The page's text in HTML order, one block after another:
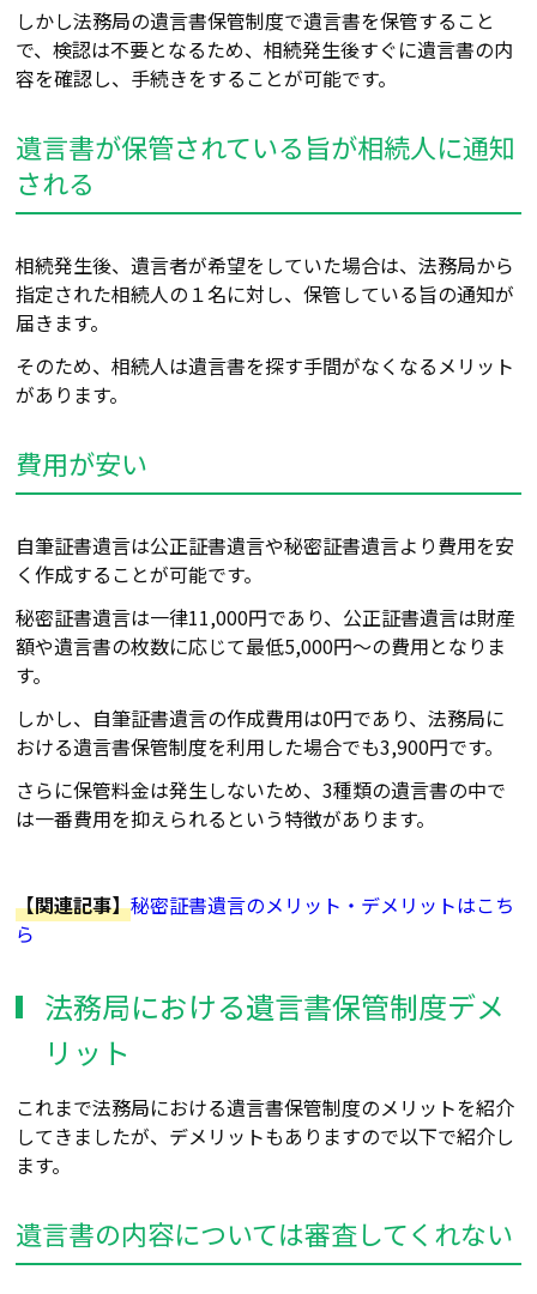
しかし法務局の遺言書保管制度で遺言書を保管すること
で、検認は不要となるため、相続発生後すぐに遺言書の内
容を確認し、手続きをすることが可能です。
遺言書が保管されている旨が相続人に通知
される
相続発生後、遺言者が希望をしていた場合は、法務局から
指定された相続人の１名に対し、保管している旨の通知が
届きます。
そのため、相続人は遺言書を探す手間がなくなるメリット
があります。
費用が安い
自筆証書遺言は公正証書遺言や秘密証書遺言より費用を安
く作成することが可能です。
秘密証書遺言は一律11,000円であり、公正証書遺言は財産
額や遺言書の枚数に応じて最低5,000円～の費用となりま
す。
しかし、自筆証書遺言の作成費用は0円であり、法務局に
おける遺言書保管制度を利用した場合でも3,900円です。
さらに保管料金は発生しないため、3種類の遺言書の中で
は一番費用を抑えられるという特徴があります。
【関連記事】秘密証書遺言のメリット・デメリットはこち
ら
法務局における遺言書保管制度デメ
リット
これまで法務局における遺言書保管制度のメリットを紹介
してきましたが、デメリットもありますので以下で紹介し
ます。
遺言書の内容については審査してくれない